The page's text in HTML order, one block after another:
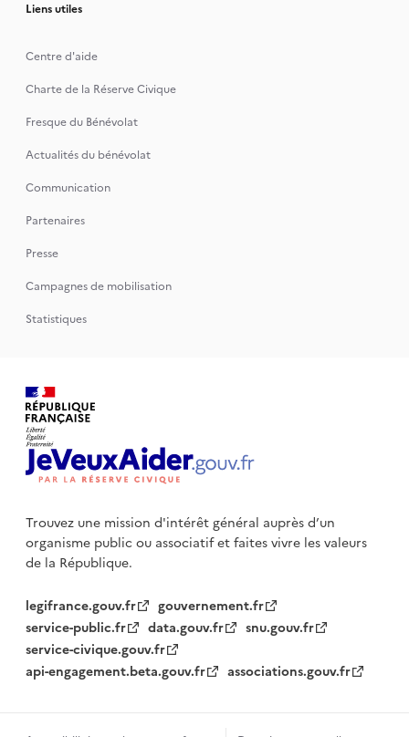
Liens utiles
Centre d'aide
Charte de la Réserve Civique
Fresque du Bénévolat
Actualités du bénévolat
Communication
Partenaires
Presse
Campagnes de mobilisation
Statistiques
Trouvez une mission d'intérêt général auprès d’un
organisme publicou associatif et faites vivre les valeurs
de la République.
legifrance.gouv.fr
gouvernement.fr
service-public.fr
data.gouv.fr
snu.gouv.fr
service-civique.gouv.fr
api-engagement.beta.gouv.fr
associations.gouv.fr